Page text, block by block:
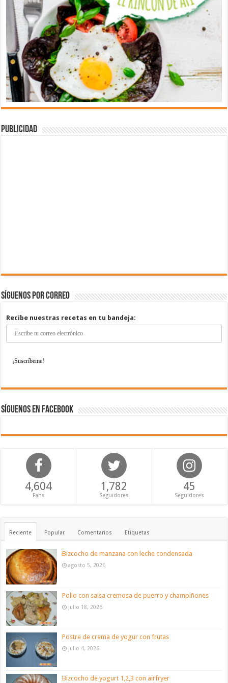
Publicidad
Síguenos por correo
Recibe nuestras recetas en tu bandeja:
Síguenos en Facebook
4,604
Fans
1,782
Seguidores
45
Seguidores
Reciente Popular Comentarios Etiquetas
Bizcocho de manzana con leche condensada
agosto 5, 2026
Pollo con salsa cremosa de puerro y champiñones
julio 18, 2026
Postre de crema de yogur con frutas
julio 4, 2026
Bizcocho de yogurt 1,2,3 con airfryer